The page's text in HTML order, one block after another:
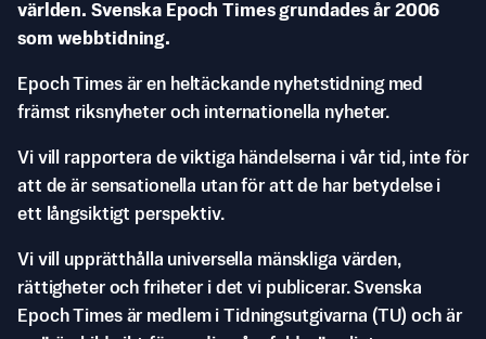
världen. Svenska Epoch Times grundades år 2006
som webbtidning.
Epoch Times är en heltäckande nyhetstidning med
främst riksnyheter och internationella nyheter.
Vi vill rapportera de viktiga händelserna i vår tid, inte för
att de är sensationella utan för att de har betydelse i
ett långsiktigt perspektiv.
Vi vill upprätthålla universella mänskliga värden,
rättigheter och friheter i det vi publicerar. Svenska
Epoch Times är medlem i Tidningsutgivarna (TU) och är